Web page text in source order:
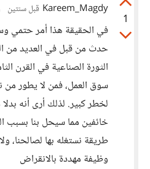
1
Kareem_Magdy قبل سنتين
في الحقيقة هذا أمر حتمي
حدث من قبل في العديد من
الثورة الصناعية في القرن
سوق العمل، فمن لا يطور
لخطر كبير. لذلك أرى أنه
خائفين مما سيحل بنا بسبب
طريقة نستغله بها لصالحنا،
وظيفة مهددة بالانقراض